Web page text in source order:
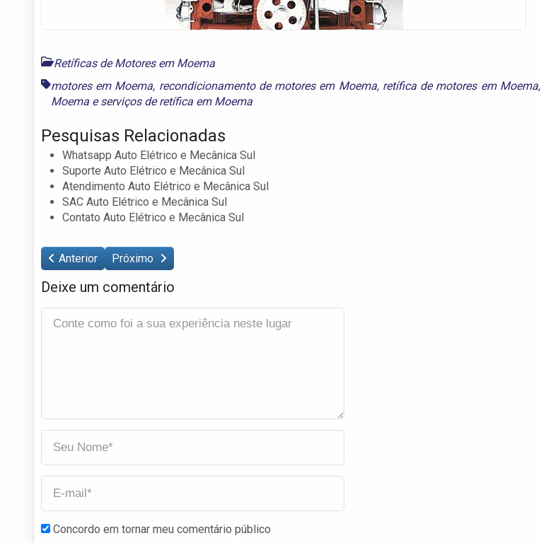
Retíficas de Motores em Moema
motores em Moema, recondicionamento de motores em Moema, retífica de motores em Moema,
Moema eserviços de retífica em Moema
Pesquisas Relacionadas
Whatsapp Auto Elétrico e Mecânica Sul
Suporte Auto Elétrico e Mecânica Sul
Atendimento Auto Elétrico e Mecânica Sul
SAC Auto Elétrico e Mecânica Sul
Contato Auto Elétrico e Mecânica Sul
Anterior Próximo
Deixe um comentário
Concordo em tornar meu comentário público